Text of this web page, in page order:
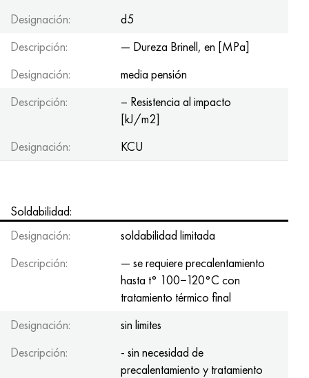
Designación:
d5
Descripción:
— Dureza Brinell, en [MPa]
Designación:
media pensión
Descripción:
– Resistencia al impacto
[kJ/m2]
Designación:
KCU
Soldabilidad:
Designación:
soldabilidad limitada
Descripción:
— se requiere precalentamiento
hasta t° 100−120°С con
tratamiento térmico final
Designación:
sin limites
Descripción:
- sin necesidad de
precalentamiento y tratamiento